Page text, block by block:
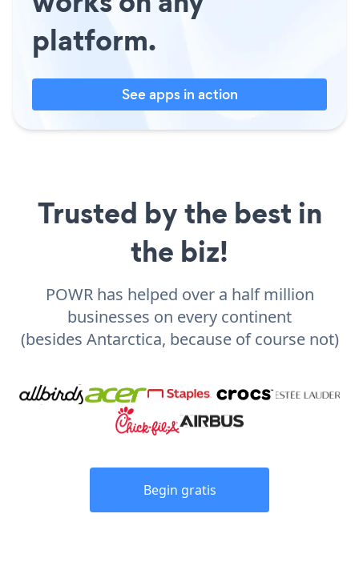
platform.
See apps in action
Trusted by the best in
the biz!
POWR has helped over a half million
businesses on every continent
(besides Antarctica, because of course not)
Begin gratis